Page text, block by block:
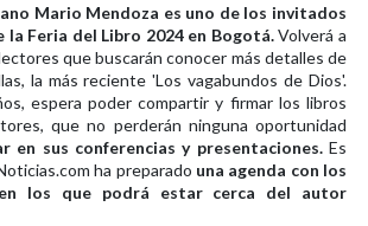
Mario Mendoza es uno de los invitados
la Feria del Libro 2024 en Bogotá.Volverá a
que buscarán conocer más detalles de
la más reciente 'Los vagabundos de Dios'.
espera poder compartir y firmar los libros
que no perderán ninguna oportunidad
en sus conferencias y presentaciones.Es
ha preparado una agenda con los
los que podrá estar cerca del autor